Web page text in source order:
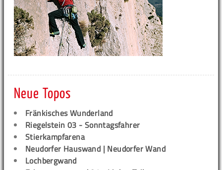
Neue Topos
Fränkisches Wunderland
Riegelstein 03 - Sonntagsfahrer
Stierkampfarena
Neudorfer Hauswand | Neudorfer Wand
Lochbergwand